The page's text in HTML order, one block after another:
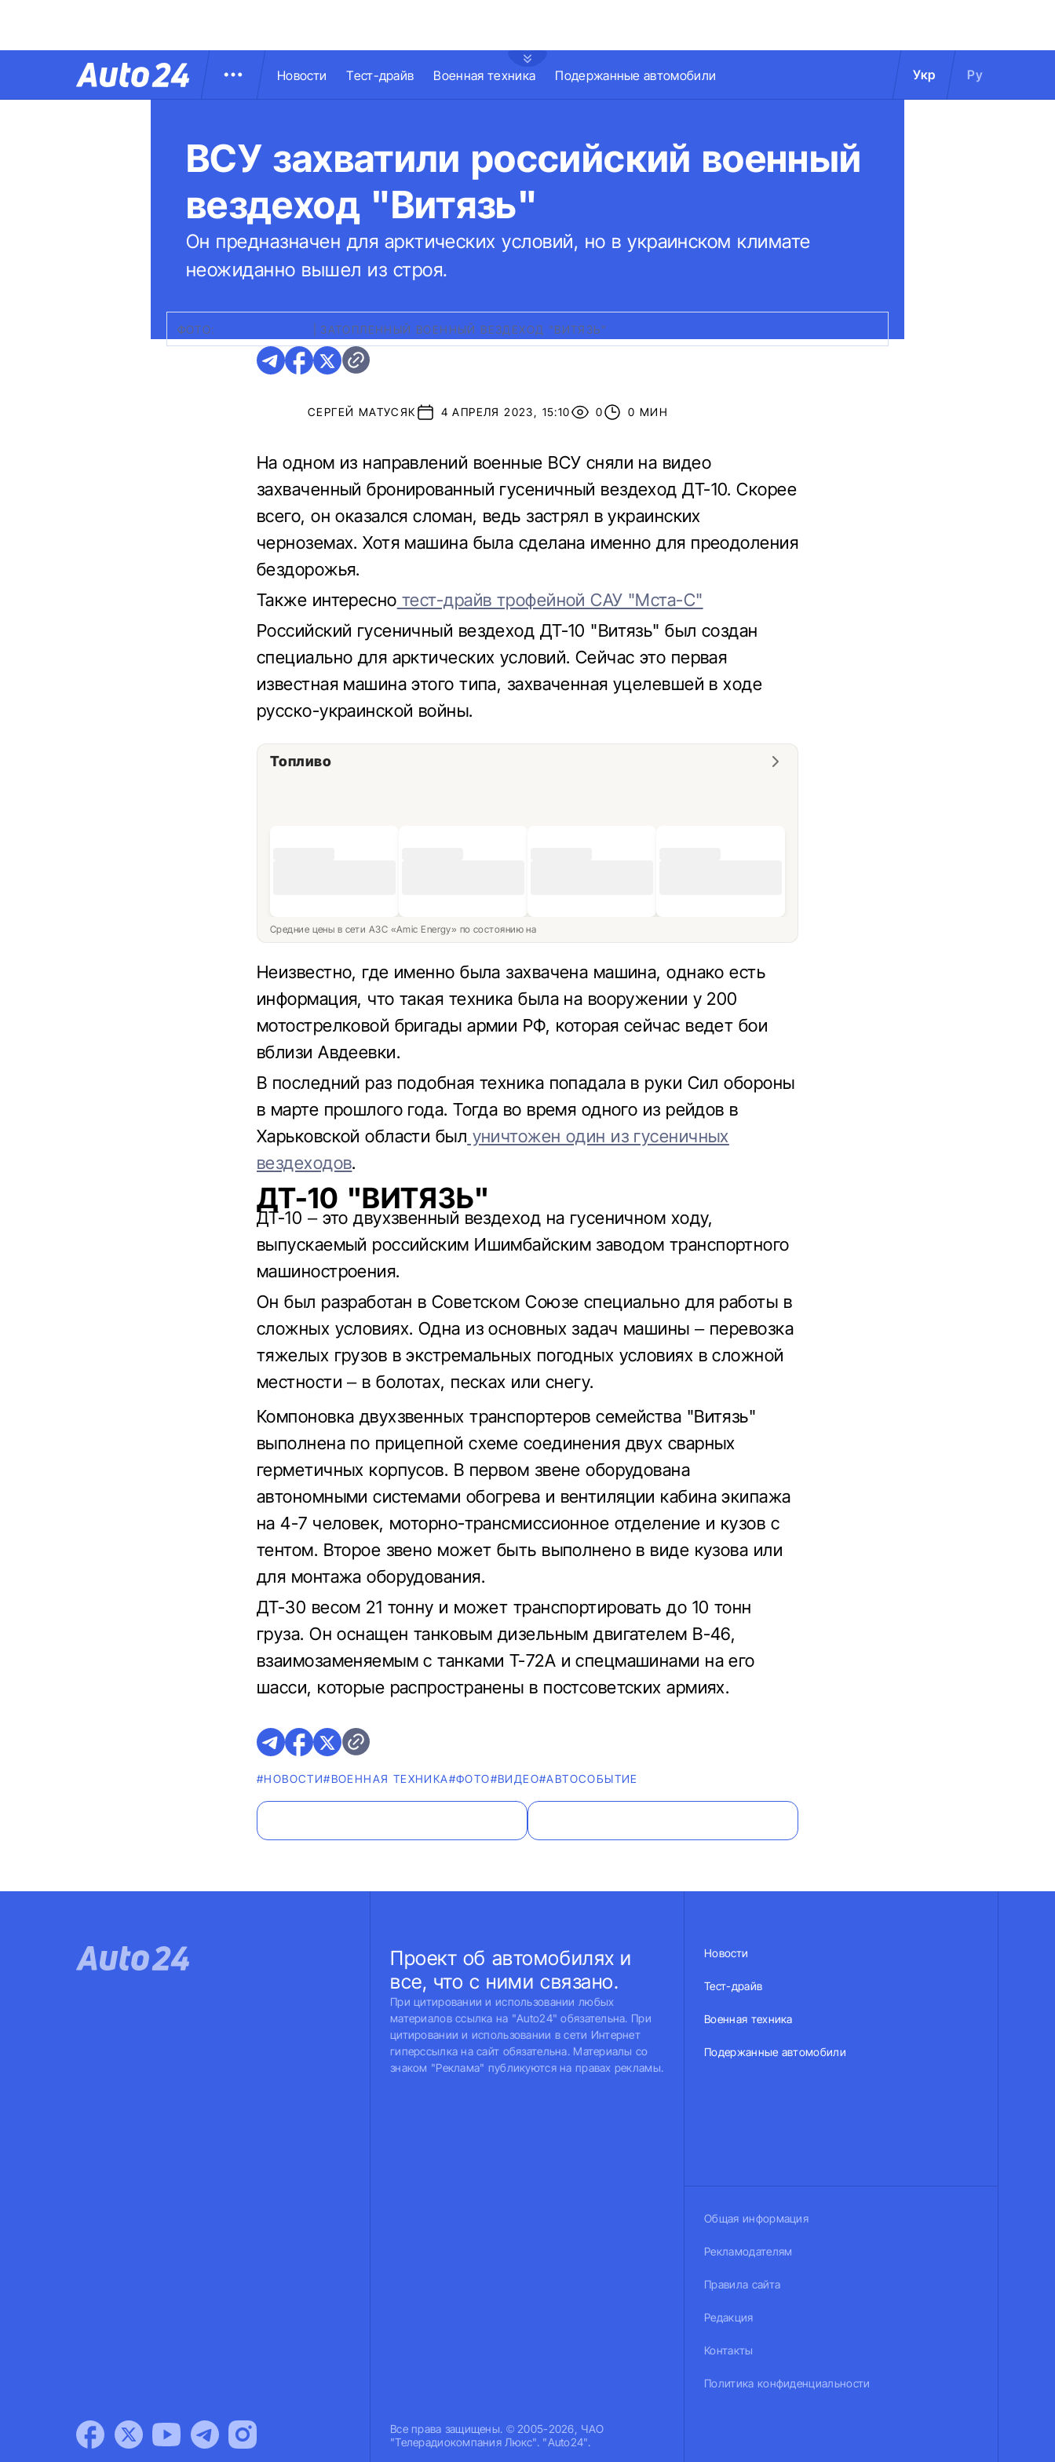
Новости Тест-драйв Военная техника Подержанные автомобили Укр Ру
ВСУ захватили российский военный
вездеход "Витязь"
Он предназначен для арктических условий, но в украинском климате
неожиданно вышел из строя.
ФОТО: ЗАТОПЛЕННЫЙ ВОЕННЫЙ ВЕЗДЕХОД "ВИТЯЗЬ"
СЕРГЕЙ МАТУСЯК 4 АПРЕЛЯ 2023, 15:10 0 0 МИН
На одном из направлений военные ВСУ сняли на видео
захваченный бронированный гусеничный вездеход ДТ-10. Скорее
всего, он оказался сломан, ведь застрял в украинских
черноземах. Хотя машина была сделана именно для преодоления
бездорожья.
Также интересно тест-драйв трофейной САУ "Мста-С"
Российский гусеничный вездеход ДТ-10 "Витязь" был создан
специально для арктических условий. Сейчас это первая
известная машина этого типа, захваченная уцелевшей в ходе
русско-украинской войны.
Топливо
Средние цены в сети АЗС «Amic Energy» по состоянию на
Неизвестно, где именно была захвачена машина, однако есть
информация, что такая техника была на вооружении у 200
мотострелковой бригады армии РФ, которая сейчас ведет бои
вблизи Авдеевки.
В последний раз подобная техника попадала в руки Сил обороны
в марте прошлого года. Тогда во время одного из рейдов в
Харьковской области был уничтожен один из гусеничных
вездеходов.
ДТ-10 "ВИТЯЗЬ"
ДТ-10 – это двухзвенный вездеход на гусеничном ходу,
выпускаемый российским Ишимбайским заводом транспортного
машиностроения.
Он был разработан в Советском Союзе специально для работы в
сложных условиях. Одна из основных задач машины – перевозка
тяжелых грузов в экстремальных погодных условиях в сложной
местности – в болотах, песках или снегу.
Компоновка двухзвенных транспортеров семейства "Витязь"
выполнена по прицепной схеме соединения двух сварных
герметичных корпусов. В первом звене оборудована
автономными системами обогрева и вентиляции кабина экипажа
на 4-7 человек, моторно-трансмиссионное отделение и кузов с
тентом. Второе звено может быть выполнено в виде кузова или
для монтажа оборудования.
ДТ-30 весом 21 тонну и может транспортировать до 10 тонн
груза. Он оснащен танковым дизельным двигателем В-46,
взаимозаменяемым с танками Т-72А и спецмашинами на его
шасси, которые распространены в постсоветских армиях.
#НОВОСТИ#ВОЕННАЯ ТЕХНИКА#ФОТО#ВИДЕО#АВТОСОБЫТИЕ
Проект об автомобилях и
все, что с ними связано.
При цитировании и использовании любых
материалов ссылка на "Auto24" обязательна. При
цитировании и использовании в сети Интернет
гиперссылка на сайт обязательна. Материалы со
знаком "Реклама" публикуются на правах рекламы.
Все права защищены. © 2005-2026, ЧАО
"Телерадиокомпания Люкс". "Auto24".
Новости
Тест-драйв
Военная техника
Подержанные автомобили
Общая информация
Рекламодателям
Правила сайта
Редакция
Контакты
Политика конфиденциальности